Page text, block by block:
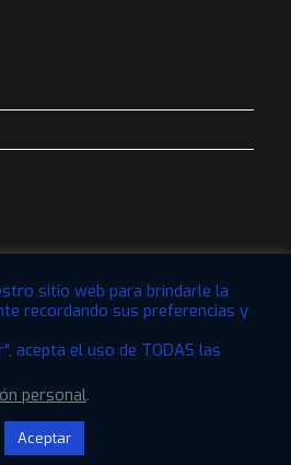
Todos los derechos reservados. |
Política de privacidad
sitio web para brindarle la
recordando sus preferencias y
acepta el uso de TODAS las
personal.
Aceptar